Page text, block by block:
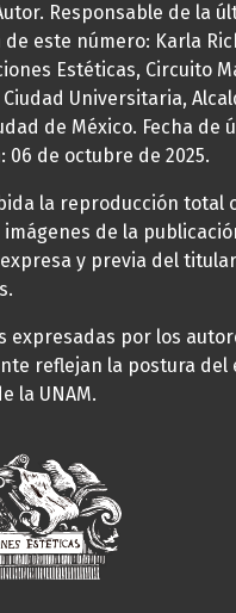
Responsable de la
de este número: Karla
Estéticas, Circuito
Universitaria,
de México. Fecha de
06 de octubre de 2025.
la reproducción total
de la
y previa del
expresadas por los
reflejan la postura del
la UNAM.